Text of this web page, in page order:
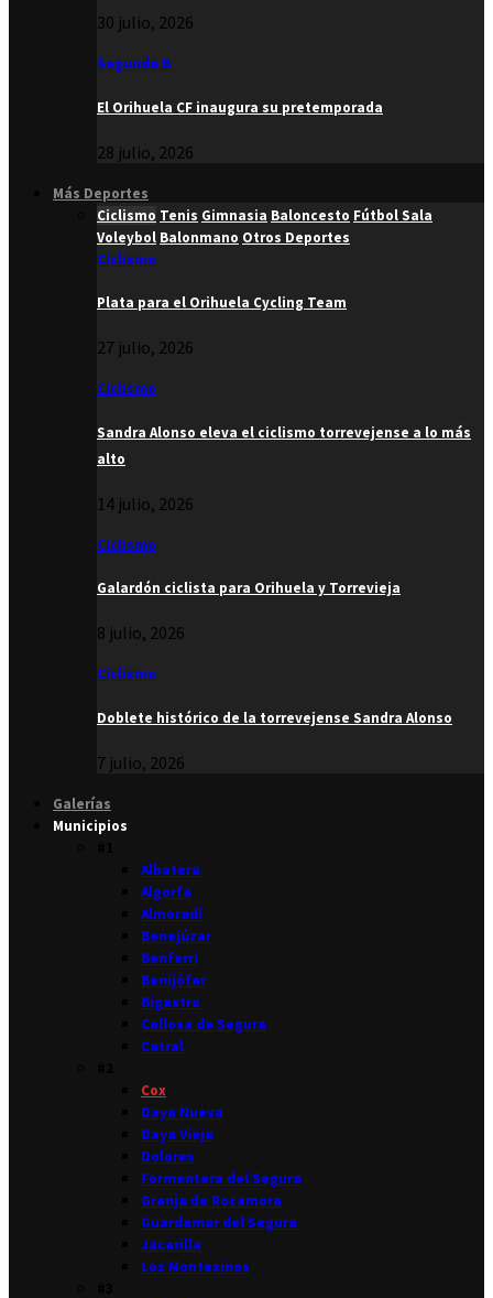
30 julio, 2026
Segunda B
El Orihuela CF inaugura su pretemporada
28 julio, 2026
Más Deportes
Ciclismo Tenis Gimnasia Baloncesto Fútbol Sala
Voleybol Balonmano Otros Deportes
Ciclismo
Plata para el Orihuela Cycling Team
27 julio, 2026
Ciclismo
Sandra Alonso eleva el ciclismo torrevejense a lo más
alto
14 julio, 2026
Ciclismo
Galardón ciclista para Orihuela y Torrevieja
8 julio, 2026
Ciclismo
Doblete histórico de la torrevejense Sandra Alonso
7 julio, 2026
Galerías
Municipios
Albatera
Algorfa
Almoradí
Benejúzar
Benferri
Benijófar
Bigastro
Callosa de Segura
Catral
Cox
Daya Nueva
Daya Vieja
Dolores
Formentera del Segura
Granja de Rocamora
Guardamar del Segura
Jacarilla
Los Montesinos